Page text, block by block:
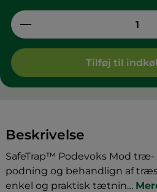
Produktmængde:
Tilføj til
Beskrivelse
SafeTrap™ Podevoks Mod
podning og behandlign af
enkel og praktisk tætnin…